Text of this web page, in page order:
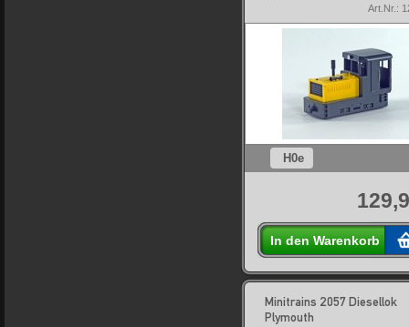
Art.Nr.:
H0e
In den Warenkorb
Minitrains 2057 Diesellok
Plymouth